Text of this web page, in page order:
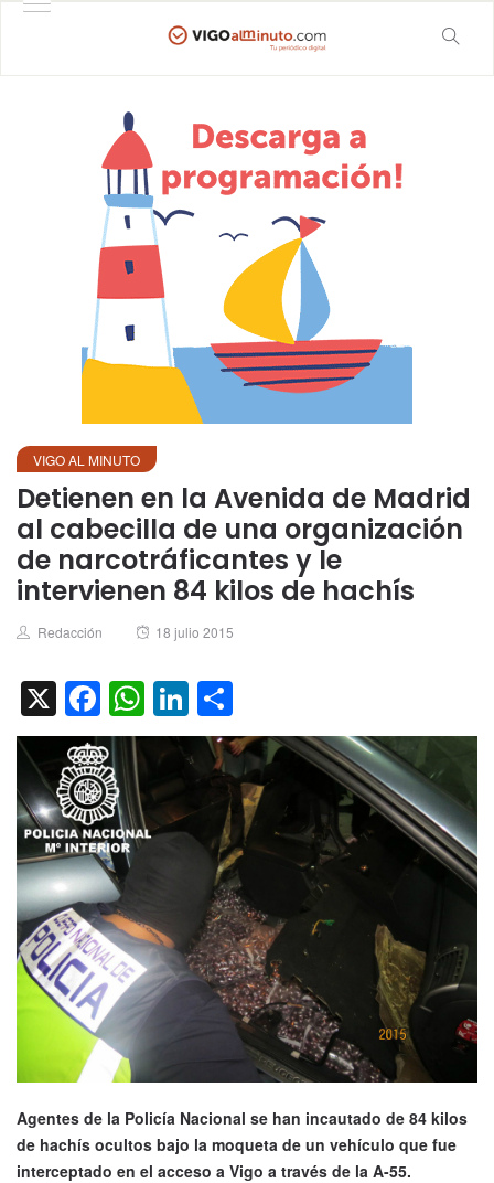
VIGO AL MINUTO
Detienen en la Avenida de Madrid
al cabecilla de una organización
de narcotráficantes y le
intervienen 84 kilos de hachís
Author
Redacción
Posted
18 julio 2015
X Facebook
WhatsApp
LinkedIn
Agentes de la Policía Nacional se han incautado de 84 kilos
de hachís ocultos bajo la moqueta de un vehículo que fue
interceptado en el acceso a Vigo a través de la A-55.